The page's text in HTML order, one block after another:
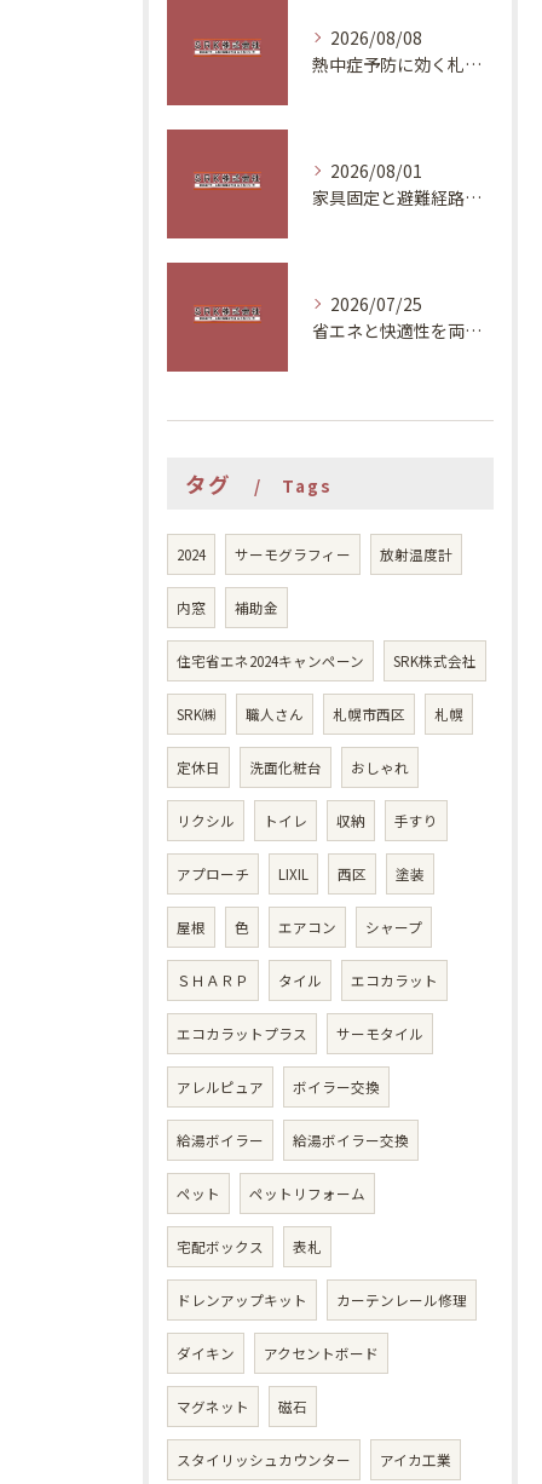
2026/08/08
熱中症予防に効く札幌の住環境改善
2026/08/01
家具固定と避難経路で安全な住まいづくり
2026/07/25
省エネと快適性を両立する夏の対策
タグ Tags
2024 サーモグラフィー 放射温度計
内窓 補助金
住宅省エネ2024キャンペーン SRK株式会社
SRK㈱ 職人さん 札幌市西区 札幌
定休日 洗面化粧台 おしゃれ
リクシル トイレ 収納 手すり
アプローチ LIXIL 西区 塗装
屋根 色 エアコン シャープ
ＳＨＡＲＰ タイル エコカラット
エコカラットプラス サーモタイル
アレルピュア ボイラー交換
給湯ボイラー 給湯ボイラー交換
ペット ペットリフォーム
宅配ボックス 表札
ドレンアップキット カーテンレール修理
ダイキン アクセントボード
マグネット 磁石
スタイリッシュカウンター アイカ工業